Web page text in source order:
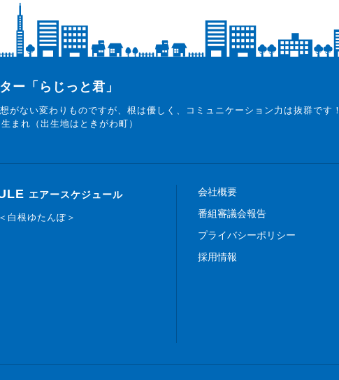
ー「らじっと君」
がない変わりものですが、根は優しく、コミュニケーション力は抜群です！
まれ（出生地はときがわ町）
エアースケジュール
白根ゆたんぽ＞
会社概要
番組審議会報告
プライバシーポリシー
採用情報